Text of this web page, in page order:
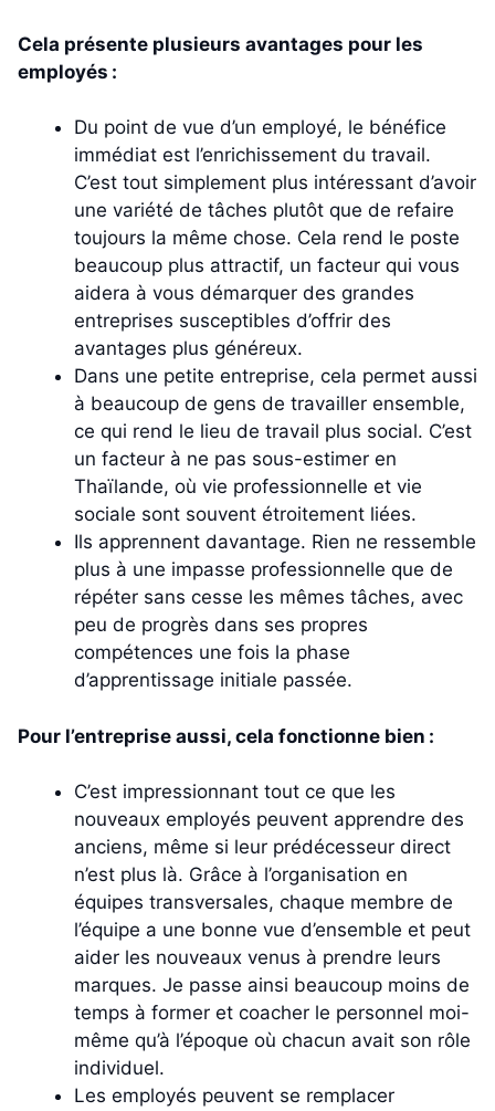
Cela présente plusieurs avantages pour les
employés :
Du point de vue d’un employé, le bénéfice
immédiat est l’enrichissement du travail.
C’est tout simplement plus intéressant d’avoir
une variété de tâches plutôt que de refaire
toujours la même chose. Cela rend le poste
beaucoup plus attractif, un facteur qui vous
aidera à vous démarquer des grandes
entreprises susceptibles d’offrir des
avantages plus généreux.
Dans une petite entreprise, cela permet aussi
à beaucoup de gens de travailler ensemble,
ce qui rend le lieu de travail plus social. C’est
un facteur à ne pas sous-estimer en
Thaïlande, où vie professionnelle et vie
sociale sont souvent étroitement liées.
Ils apprennent davantage. Rien ne ressemble
plus à une impasse professionnelle que de
répéter sans cesse les mêmes tâches, avec
peu de progrès dans ses propres
compétences une fois la phase
d’apprentissage initiale passée.
Pour l’entreprise aussi, cela fonctionne bien :
C’est impressionnant tout ce que les
nouveaux employés peuvent apprendre des
anciens, même si leur prédécesseur direct
n’est plus là. Grâce à l’organisation en
équipes transversales, chaque membre de
l’équipe a une bonne vue d’ensemble et peut
aider les nouveaux venus à prendre leurs
marques. Je passe ainsi beaucoup moins de
temps à former et coacher le personnel moi-
même qu’à l’époque où chacun avait son rôle
individuel.
Les employés peuvent se remplacer